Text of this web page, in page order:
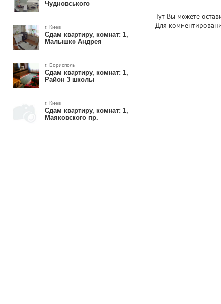
Чудновського
г. Киев
Сдам квартиру, комнат: 1,
Малышко Андрея
г. Борисполь
Сдам квартиру, комнат: 1,
Район 3 школы
г. Киев
Сдам квартиру, комнат: 1,
Маяковского пр.
Тут Вы можете
Для